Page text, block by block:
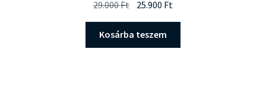
29.000Ft Original
was:
29.000 Ft.
25.900 Ft
25.900 Ft.
Kosárba teszem